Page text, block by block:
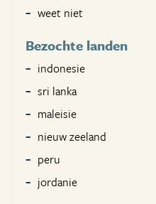
weet niet
Bezochte landen
indonesie
sri lanka
maleisie
nieuw zeeland
peru
jordanie